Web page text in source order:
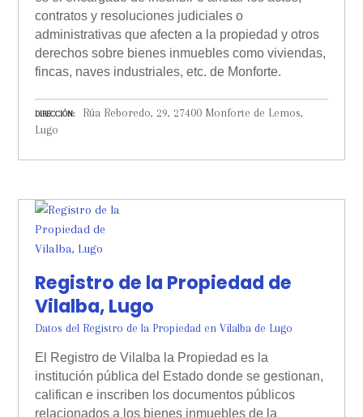
contratos y resoluciones judiciales o
administrativas que afecten a la propiedad y otros
derechos sobre bienes inmuebles como viviendas,
fincas, naves industriales, etc. de Monforte.
DIRECCIÓN
Rúa Reboredo, 29, 27400 Monforte de Lemos,
Lugo
Registro de la Propiedad de
Vilalba, Lugo
Datos del Registro de la Propiedad en Vilalba de Lugo
El Registro de Vilalba la Propiedad es la
institución pública del Estado donde se gestionan,
califican e inscriben los documentos públicos
relacionados a los bienes inmuebles de la